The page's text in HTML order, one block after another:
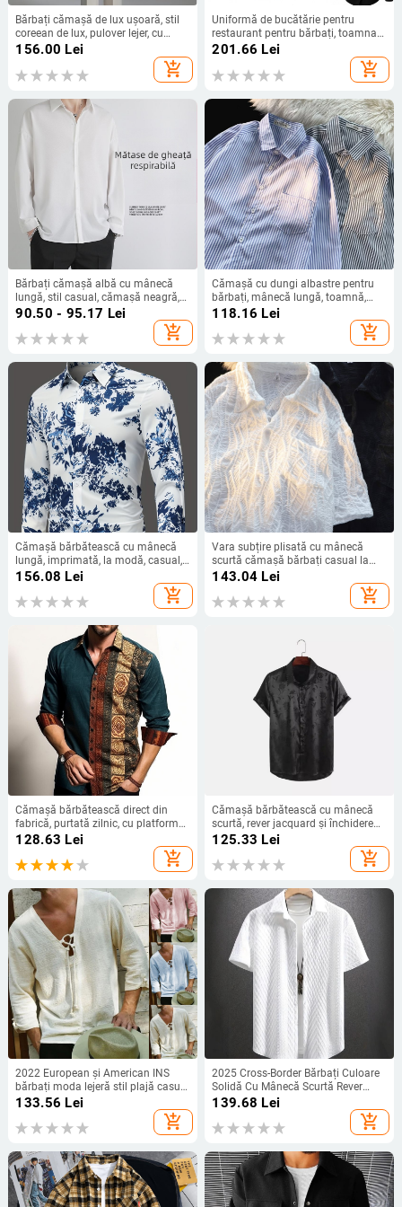
Bărbați cămașă de lux ușoară, stil
coreean de lux, pulover lejer, cu
mânecă lungă, toamnă, la modă,
brand fierbinte, fără guler, fără
călcat
156.00 Lei
add_shopping_cart
Uniformă de bucătărie pentru
restaurant pentru bărbați, toamna
și iarna 2024, comerț exterior,
mărime europeană, cămașă cu
mânecă lungă și guler înalt, nouă
201.66 Lei
add_shopping_cart
Bărbați cămașă albă cu mânecă
lungă, stil casual, cămașă neagră,
stil slim fit, cămașă albă, stil casual,
90.50 - 95.17 Lei
add_shopping_cart
Cămașă cu dungi albastre pentru
bărbați, mânecă lungă, toamnă,
bază de sare, cămașă casual,
generație de păr
118.16 Lei
add_shopping_cart
Cămașă bărbătească cu mânecă
lungă, imprimată, la modă, casual,
ușoară, stil matur, stil masculin-
156.08 Lei
add_shopping_cart
Vara subțire plisată cu mânecă
scurtă cămașă bărbați casual la
modă brand sport Ruffian frumos
stil japonez stil Hong Kong design
retro cămașă
143.04 Lei
add_shopping_cart
Cămașă bărbătească direct din
fabrică, purtată zilnic, cu platformă
completă de găzduire, livrare dintr-o
singură piesă, cămașă cu mânecă
lungă
128.63 Lei
add_shopping_cart
Cămașă bărbătească cu mânecă
scurtă, rever jacquard și închidere
cu nasturi, de la Amazon, 2023,
casual și versatilă, exclusiv pentru
vânzări transfrontaliere
125.33 Lei
add_shopping_cart
2022 European și American INS
bărbați moda lejeră stil plajă casual
bumbac și in modă cu mânecă 7
sferturi cordon culoare solidă
cămașă
133.56 Lei
add_shopping_cart
2025 Cross-Border Bărbați Culoare
Solidă Cu Mânecă Scurtă Rever
Amazon Culoare Solidă Tricotată
Cămașă Jacquard Casual Cu
Mânecă Scurtă
139.68 Lei
add_shopping_cart